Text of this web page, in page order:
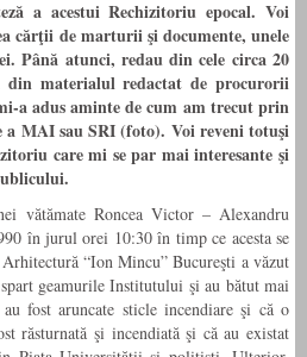
a acestui Rechizitoriu epocal. Voi
cărţii de marturii şi documente, unele
Până atunci, redau din cele circa 20
materialul redactat de procurorii
a adus aminte de cum am trecut prin
a MAI sau SRI (foto). Voi reveni totuşi
care mi se par mai interesante şi
vătămate Roncea Victor – Alexandru
în jurul orei 10:30 în timp ce acesta se
“Ion Mincu” Bucureşti a văzut
geamurile Institutului şi au bătut mai
fost aruncate sticle incendiare şi că o
răsturnată şi incendiată şi că au existat